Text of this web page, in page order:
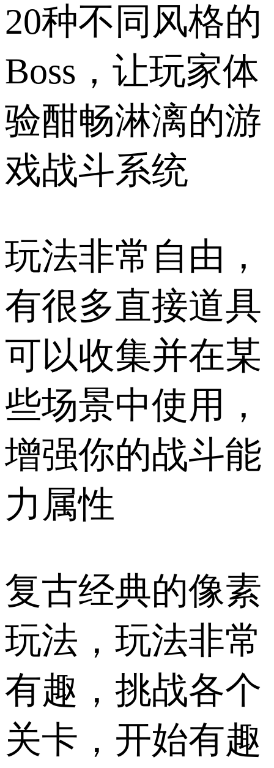
20种不同风格的
Boss，让玩家体
验酣畅淋漓的游
戏战斗系统
玩法非常自由，
有很多直接道具
可以收集并在某
些场景中使用，
增强你的战斗能
力属性
复古经典的像素
玩法，玩法非常
有趣，挑战各个
关卡，开始有趣